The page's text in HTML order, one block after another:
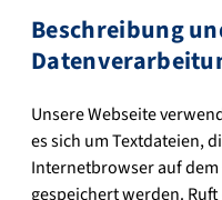
Beschreibung
Unsere Webseite
es sich um Textdateien,
Internetbrowser auf
gespeichert werden.